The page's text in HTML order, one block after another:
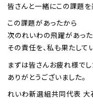
皆さんと一緒にこの課題を
この課題があったから
次のれいわの飛躍があった
その責任を、私も果たして
まずは皆さんお疲れ様でし
ありがとうございました。
れいわ新選組共同代表 大